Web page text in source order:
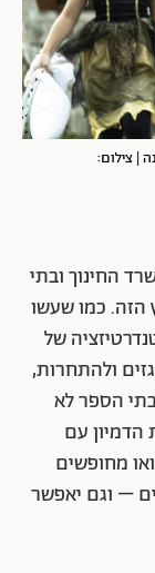
| צילום:
החינוך ובתי
הזה. כמו שעשו
של
ולהתחרות,
הספר לא
הדמיון עם
מחופשים
– וגם יאפשר